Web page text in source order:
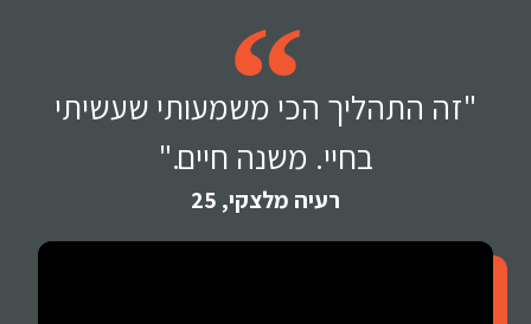
"זה התהליך הכי משמעותי שעשיתי
בחיי. משנה חיים."
רעיה מלצקי, 25